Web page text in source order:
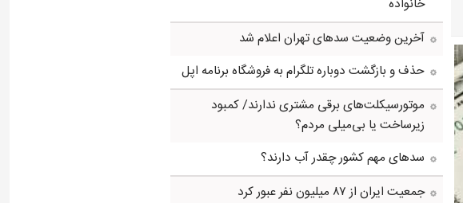
خانواده
آخرین وضعیت سدهای تهران اعلام شد
حذف و بازگشت دوباره تلگرام به فروشگاه برنامه اپل
موتورسیکلت‌های برقی مشتری ندارند/ کمبود
زیرساخت یا بی‌میلی مردم؟
سدهای مهم کشور چقدر آب دارند؟
جمعیت ایران از ۸۷ میلیون نفر عبور کرد